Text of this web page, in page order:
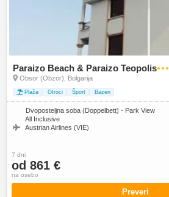
Paraizo Beach & Paraizo Teopolis●●●
Obsor (Obzor), Bolgarija
Plaža Otroci Šport Bazen
Dvoposteljna soba (Doppelbett) - Park View
All Inclusive
Austrian Airlines (VIE)
7 dni
od 861 €
na osebo
Preveri